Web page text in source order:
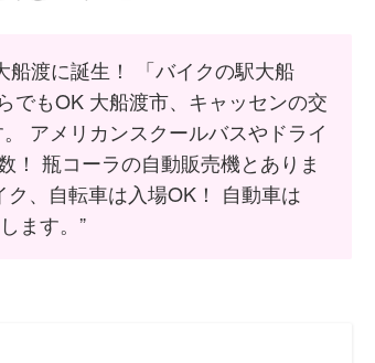
船渡に誕生！ 「バイクの駅大船
でもOK 大船渡市、キャッセンの交
アメリカンスクールバスやドライ
！ 瓶コーラの自動販売機とありま
、自転車は入場OK！ 自動車は
ます。”